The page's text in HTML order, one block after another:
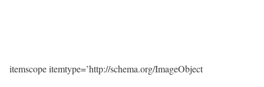
itemscope itemtype=’http://schema.org/ImageObject